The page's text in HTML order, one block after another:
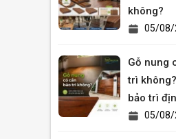
không?
05/08/
Gỗ nung
trì
bảo trì
05/08/